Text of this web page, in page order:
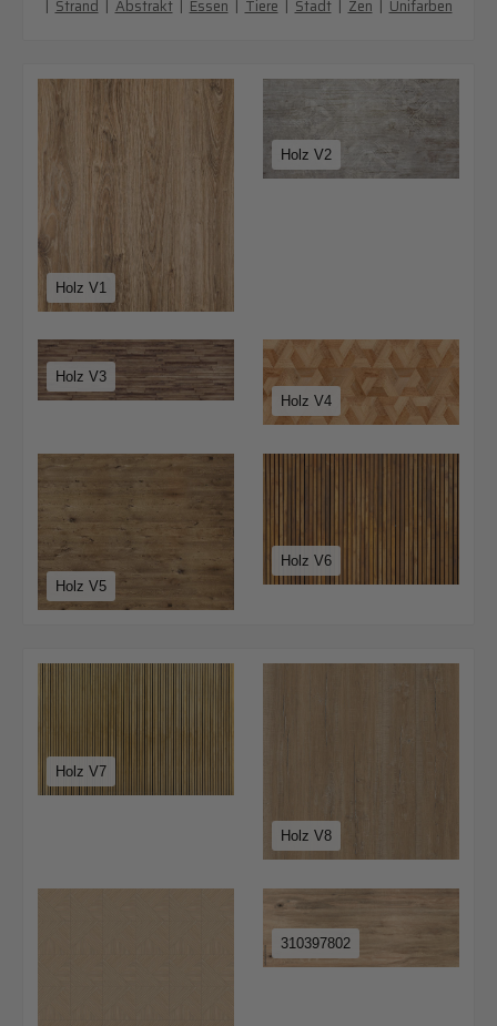
|Strand|Abstrakt|Essen|Tiere|Stadt|Zen|Unifarben
Holz V1
Holz V2
Holz V3
Holz V4
Holz V5
Holz V6
Holz V7
Holz V8
310397802